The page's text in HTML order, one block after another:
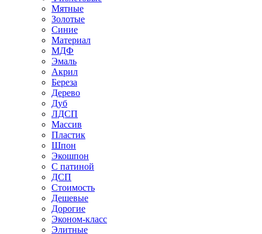
Мятные
Золотые
Синие
Материал
МДФ
Эмаль
Акрил
Береза
Дерево
Дуб
ЛДСП
Массив
Пластик
Шпон
Экошпон
С патиной
ДСП
Стоимость
Дешевые
Дорогие
Эконом-класс
Элитные